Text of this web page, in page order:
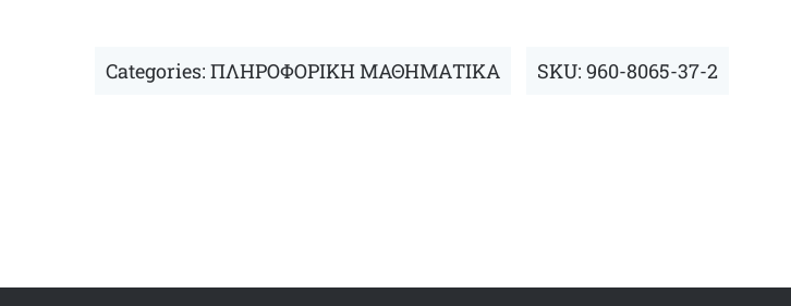
Categories: ΠΛΗΡΟΦΟΡΙΚΗ ΜΑΘΗΜΑΤΙΚΑ SKU: 960-8065-37-2